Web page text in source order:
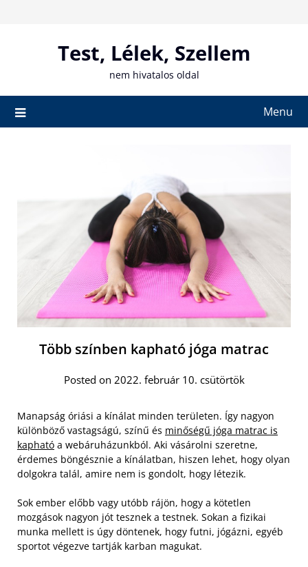
Test, Lélek, Szellem
nem hivatalos oldal
Menu
Több színben kapható jóga matrac
Posted on 2022. február 10. csütörtök
Manapság óriási a kínálat minden területen. Így nagyon
különböző vastagságú, színű és minőségű jóga matrac is
kapható a webáruházunkból. Aki vásárolni szeretne,
érdemes böngésznie a kínálatban, hiszen lehet, hogy olyan
dolgokra talál, amire nem is gondolt, hogy létezik.
Sok ember előbb vagy utóbb rájön, hogy a kötetlen
mozgások nagyon jót tesznek a testnek. Sokan a fizikai
munka mellett is úgy döntenek, hogy futni, jógázni, egyéb
sportot végezve tartják karban magukat.